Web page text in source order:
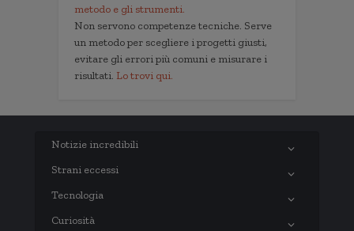
metodo e gli strumenti.
Non servono competenze tecniche. Serve
un metodo per scegliere i progetti giusti,
evitare gli errori più comuni e misurare i
risultati. Lo trovi qui.
Notizie incredibili
Strani eccessi
Tecnologia
Curiosità